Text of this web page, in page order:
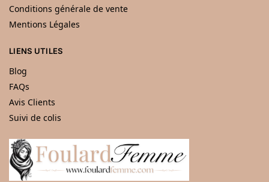
Conditions générale de vente
Mentions Légales
LIENS UTILES
Blog
FAQs
Avis Clients
Suivi de colis